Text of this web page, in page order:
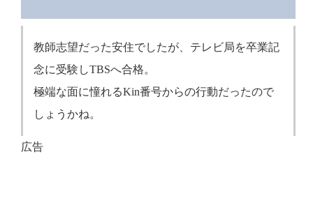
教師志望だった安住でしたが、テレビ局を卒業記
念に受験しTBSへ合格。
極端な面に憧れるKin番号からの行動だったので
しょうかね。
広告